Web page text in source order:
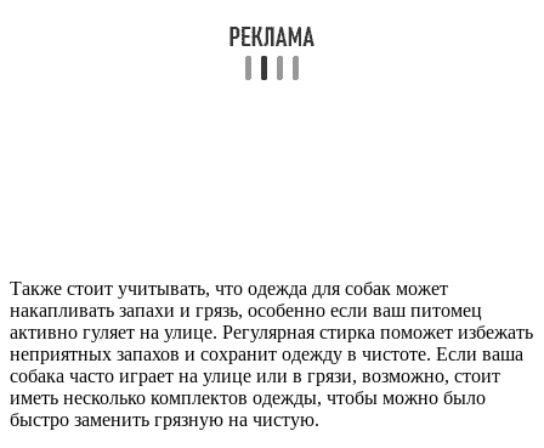
Также стоит учитывать, что одежда для собак может
накапливать запахи и грязь, особенно если ваш питомец
активно гуляет на улице. Регулярная стирка поможет избежать
неприятных запахов и сохранит одежду в чистоте. Если ваша
собака часто играет на улице или в грязи, возможно, стоит
иметь несколько комплектов одежды, чтобы можно было
быстро заменить грязную на чистую.